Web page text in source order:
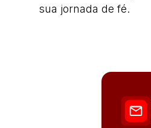
sua jornada de fé.